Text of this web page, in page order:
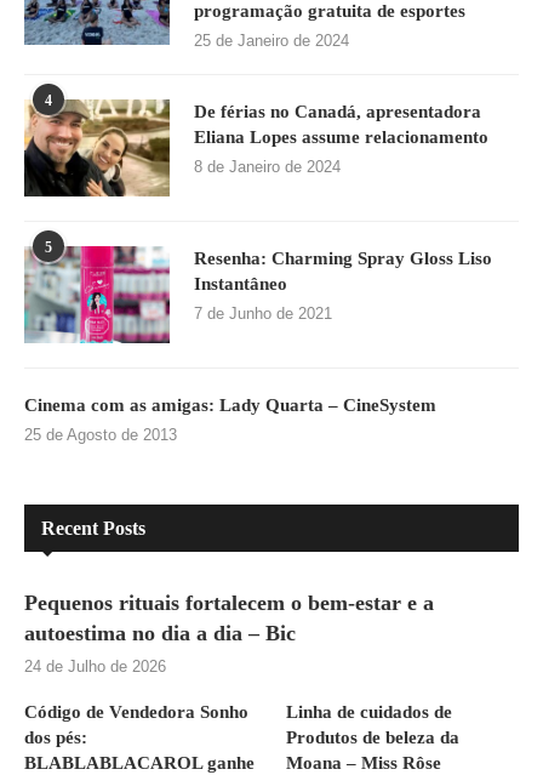
programação gratuita de esportes
25 de Janeiro de 2024
4
De férias no Canadá, apresentadora
Eliana Lopes assume relacionamento
8 de Janeiro de 2024
5
Resenha: Charming Spray Gloss Liso
Instantâneo
7 de Junho de 2021
Cinema com as amigas: Lady Quarta – CineSystem
25 de Agosto de 2013
Recent Posts
Pequenos rituais fortalecem o bem-estar e a
autoestima no dia a dia – Bic
24 de Julho de 2026
Código de Vendedora Sonho
dos pés:
BLABLABLACAROL ganhe
Linha de cuidados de
Produtos de beleza da
Moana – Miss Rôse